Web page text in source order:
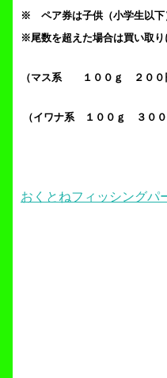
※ ペア券は子供（小学生以下
※尾数を超えた場合は買い取り
（マス系 １００ｇ ２００
（イワナ系 １００ｇ ３００
おくとねフィッシングパ